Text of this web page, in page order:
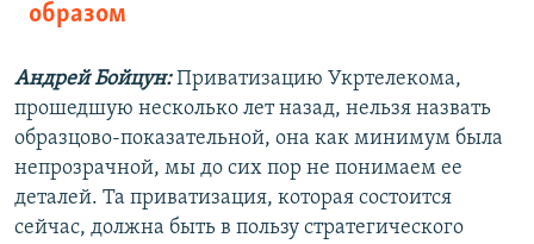
образом
Андрей Бойцун:Приватизацию Укртелекома,
прошедшую несколько лет назад, нельзя назвать
образцово-показательной, она как минимум была
непрозрачной, мы до сих пор не понимаем ее
деталей. Та приватизация, которая состоится
сейчас, должна быть в пользу стратегического